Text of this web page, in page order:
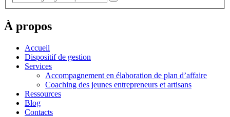
À propos
Accueil
Dispositif de gestion
Services
Accompagnement en élaboration de plan d’affaire
Coaching des jeunes entrepreneurs et artisans
Ressources
Blog
Contacts